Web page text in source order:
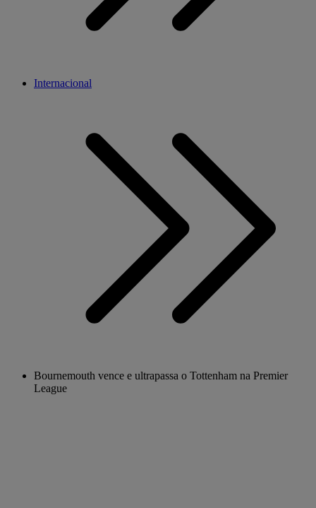
Internacional
Bournemouth vence e ultrapassa o Tottenham na Premier
League